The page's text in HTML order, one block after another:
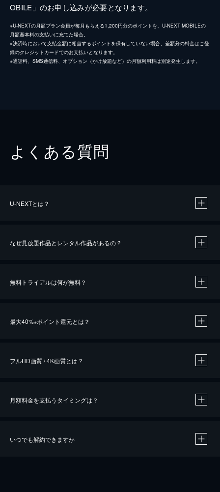
OBILE」のお申し込みが必要となります。
※U-NEXTの月額プラン会員が毎月もらえる1,200円分のポイントを、U-NEXT MOBILEの
月額基本料の支払いに充てた場合。
※決済時において支払金額に相当するポイントを保有していない場合、差額分の料金はご登
録のクレジットカードでのお支払いとなります。
※通話料、SMS通信料、オプション（かけ放題など）の月額利用料は別途発生します。
よくある質問
U-NEXTとは？
なぜ見放題作品とレンタル作品があるの？
無料トライアルは何が無料？
最大40%※ポイント還元とは？
※40％ポイント還元の対象は、クレジットカード決済による作品の購入 / レンタルです。
フルHD画質 / 4K画質とは？
月額料金を支払うタイミングは？
いつでも解約できますか